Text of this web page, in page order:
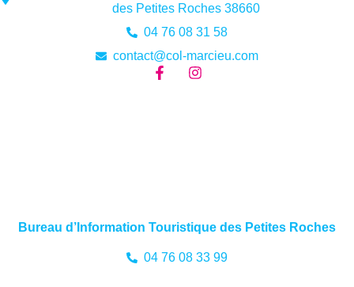
des Petites Roches 38660
04 76 08 31 58
contact@col-marcieu.com
Bureau d’Information Touristique des Petites Roches
04 76 08 33 99